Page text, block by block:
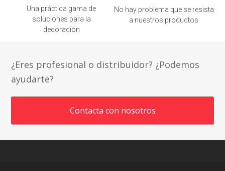
Una práctica gama de
soluciones para la
decoración
No hay problema que se resista
a nuestros productos
¿Eres profesional o distribuidor? ¿Podemos
ayudarte?
Contacta con nosotros